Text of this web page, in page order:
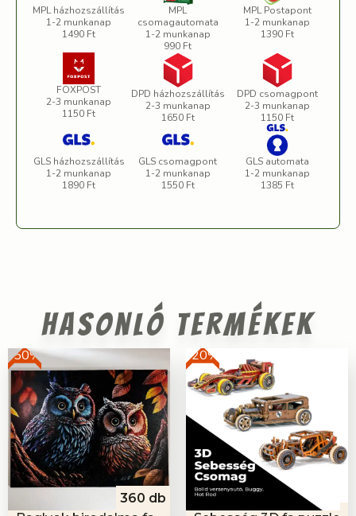
MPL házhozszállítás
1-2 munkanap
1490 Ft
MPL
csomagautomata
1-2 munkanap
990 Ft
MPL Postapont
1-2 munkanap
1390 Ft
FOXPOST
2-3 munkanap
1150 Ft
DPD házhozszállítás
2-3 munkanap
1650 Ft
DPD csomagpont
2-3 munkanap
1150 Ft
GLS házhozszállítás
1-2 munkanap
1890 Ft
GLS csomagpont
1-2 munkanap
1550 Ft
GLS automata
1-2 munkanap
1385 Ft
Hasonló termékek
-50%
360 db
-20%